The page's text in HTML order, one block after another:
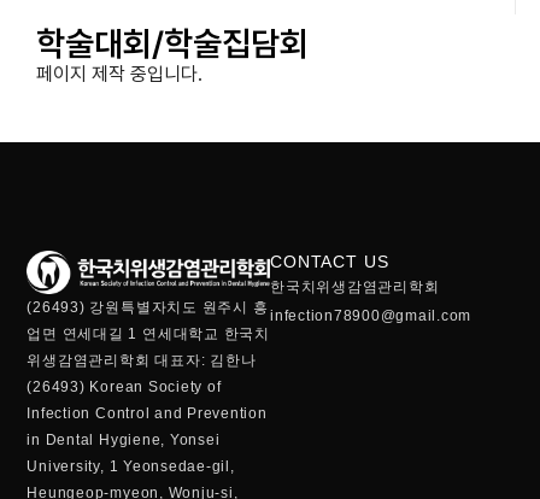
학술대회/학술집담회
페이지 제작 중입니다.
(26493) 강원특별자치도 원주시 흥
업면 연세대길 1 연세대학교 한국치
위생감염관리학회 대표자: 김한나
(26493) Korean Society of
Infection Control and Prevention
in Dental Hygiene, Yonsei
University, 1 Yeonsedae-gil,
Heungeop-myeon, Wonju-si,
CONTACT US
한국치위생감염관리학회
infection78900@gmail.com